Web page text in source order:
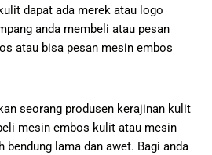
dapat ada merek atau logo
anda membeli atau pesan
atau bisa pesan mesin embos
seorang produsen kerajinan kulit
mesin embos kulit atau mesin
bendung lama dan awet. Bagi anda